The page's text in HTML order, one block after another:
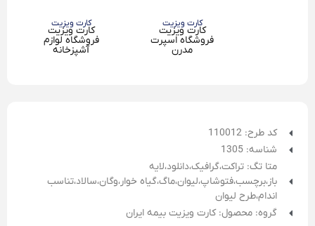
کارت ویزیت
فروشگاه اسپرت
مدرن
کارت ویزیت
فروشگاه لوازم
آشپزخانه
شناسه: 1305
متا تگ: تراکت،گرافیک،دانلود،لایه
باز،برچسب،فتوشاپ،لیوان،ماگ،گیاه خوار،وگان،سالاد،تناسب
اندام،طرح لیوان
گروه: محصول: کارت ویزیت بیمه ایران